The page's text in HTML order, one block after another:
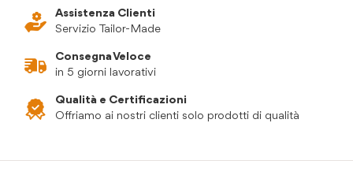
Assistenza Clienti
Servizio Tailor-Made
Consegna Veloce
in 5 giorni lavorativi
Qualità e Certificazioni
Offriamo ai nostri clienti solo prodotti di qualità